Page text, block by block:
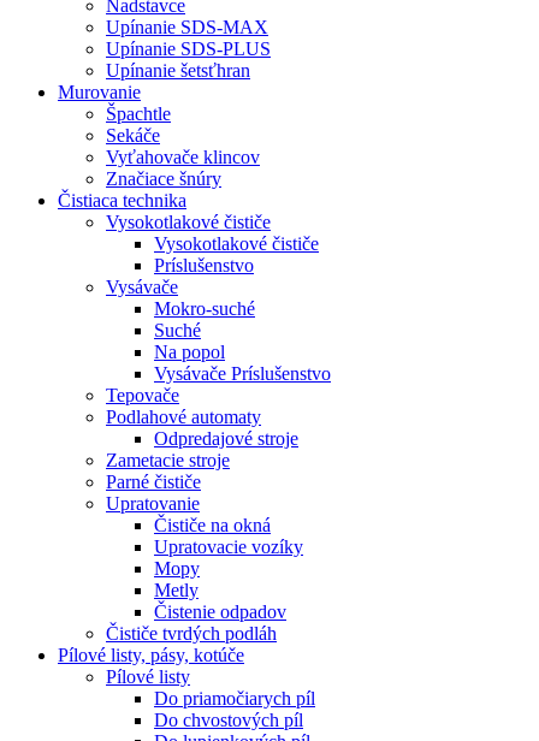
Nadstavce
Upínanie SDS-MAX
Upínanie SDS-PLUS
Upínanie šetsťhran
Murovanie
Špachtle
Sekáče
Vyťahovače klincov
Značiace šnúry
Čistiaca technika
Vysokotlakové čističe
Vysokotlakové čističe
Príslušenstvo
Vysávače
Mokro-suché
Suché
Na popol
Vysávače Príslušenstvo
Tepovače
Podlahové automaty
Odpredajové stroje
Zametacie stroje
Parné čističe
Upratovanie
Čističe na okná
Upratovacie vozíky
Mopy
Metly
Čistenie odpadov
Čističe tvrdých podláh
Pílové listy, pásy, kotúče
Pílové listy
Do priamočiarych píl
Do chvostových píl